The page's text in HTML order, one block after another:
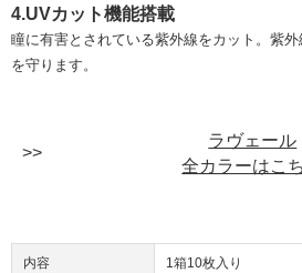
4.UVカット機能搭載
瞳に有害とされている紫外線をカット。紫
を守ります。
ラヴェール
全カラーはこ
内容 1箱10枚入り